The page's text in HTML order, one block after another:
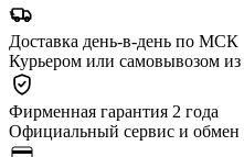
Доставка день-в-день по МСК
Курьером или самовывозом
Фирменная гарантия 2 года
Официальный сервис и обмен